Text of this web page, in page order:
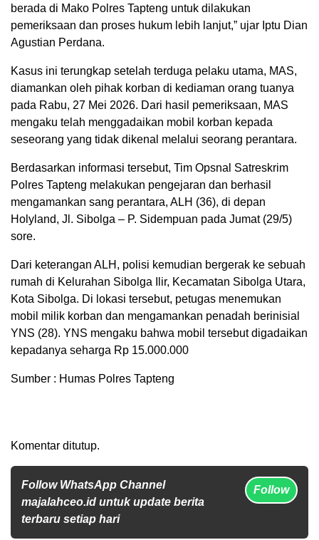
berada di Mako Polres Tapteng untuk dilakukan
pemeriksaan dan proses hukum lebih lanjut,” ujar Iptu Dian
Agustian Perdana.
Kasus ini terungkap setelah terduga pelaku utama, MAS,
diamankan oleh pihak korban di kediaman orang tuanya
pada Rabu, 27 Mei 2026. Dari hasil pemeriksaan, MAS
mengaku telah menggadaikan mobil korban kepada
seseorang yang tidak dikenal melalui seorang perantara.
Berdasarkan informasi tersebut, Tim Opsnal Satreskrim
Polres Tapteng melakukan pengejaran dan berhasil
mengamankan sang perantara, ALH (36), di depan
Holyland, Jl. Sibolga – P. Sidempuan pada Jumat (29/5)
sore.
Dari keterangan ALH, polisi kemudian bergerak ke sebuah
rumah di Kelurahan Sibolga Ilir, Kecamatan Sibolga Utara,
Kota Sibolga. Di lokasi tersebut, petugas menemukan
mobil milik korban dan mengamankan penadah berinisial
YNS (28). YNS mengaku bahwa mobil tersebut digadaikan
kepadanya seharga Rp 15.000.000
Sumber : Humas Polres Tapteng
Komentar ditutup.
Follow WhatsApp Channel
majalahceo.id untuk update berita
terbaru setiap hari
Follow